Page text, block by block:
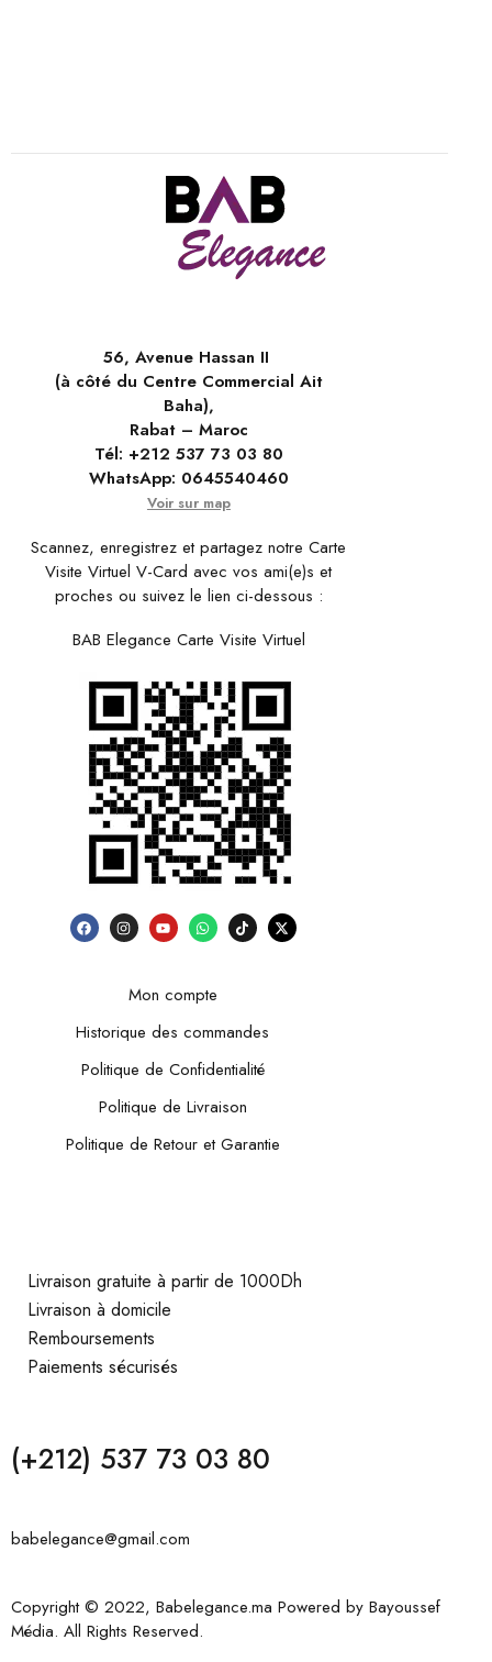
56, Avenue Hassan II
(à côté du Centre Commercial Ait
Baha),
Rabat – Maroc
Tél: +212 537 73 03 80
WhatsApp: 0645540460
Voir sur map
Scannez, enregistrez et partagez notre Carte
Visite Virtuel V-Card avec vos ami(e)s et
proches ou suivez le lien ci-dessous :
BAB Elegance Carte Visite Virtuel
Mon compte
Historique des commandes
Politique de Confidentialité
Politique de Livraison
Politique de Retour et Garantie
Livraison gratuite à partir de 1000Dh
Livraison à domicile
Remboursements
Paiements sécurisés
(+212) 537 73 03 80
babelegance@gmail.com
Copyright © 2022, Babelegance.ma Powered by Bayoussef
Média. All Rights Reserved.